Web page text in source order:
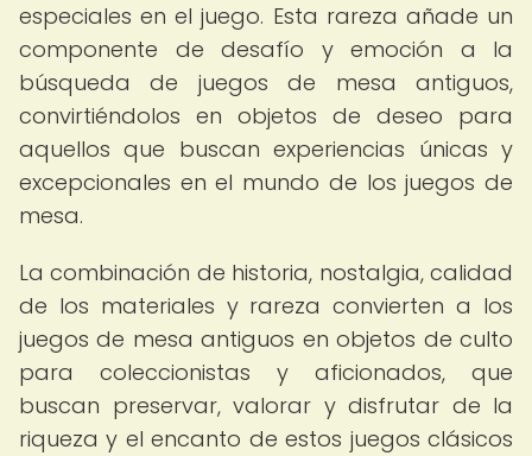
especiales en el juego. Esta rareza añade un
componente de desafío y emoción a la
búsqueda de juegos de mesa antiguos,
convirtiéndolos en objetos de deseo para
aquellos que buscan experiencias únicas y
excepcionales en el mundo de los juegos de
mesa.
La combinación de historia, nostalgia, calidad
de los materiales y rareza convierten a los
juegos de mesa antiguos en objetos de culto
para coleccionistas y aficionados, que
buscan preservar, valorar y disfrutar de la
riqueza y el encanto de estos juegos clásicos